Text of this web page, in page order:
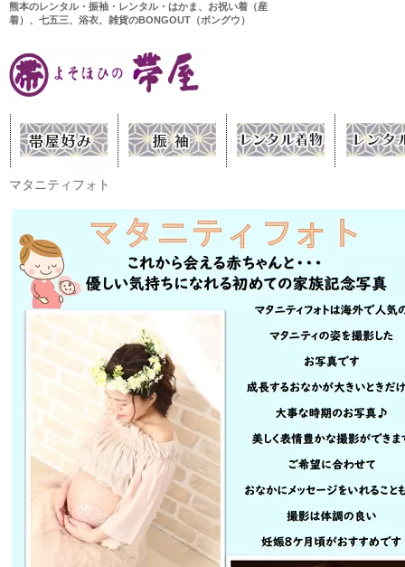
熊本のレンタル・振袖・レンタル・はかま、お祝い着（産
着）、七五三、浴衣、雑貨のBONGOUT（ボングウ）
マタニティフォト